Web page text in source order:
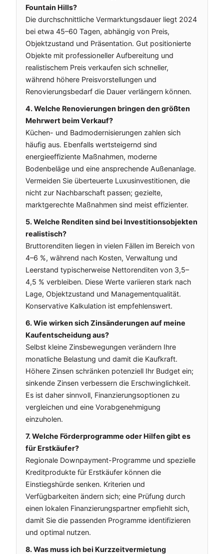
Fountain Hills?
Die durchschnittliche Vermarktungsdauer liegt 2024
bei etwa 45–60 Tagen, abhängig von Preis,
Objektzustand und Präsentation. Gut positionierte
Objekte mit professioneller Aufbereitung und
realistischem Preis verkaufen sich schneller,
während höhere Preisvorstellungen und
Renovierungsbedarf die Dauer verlängern können.
4. Welche Renovierungen bringen den größten
Mehrwert beim Verkauf?
Küchen- und Badmodernisierungen zahlen sich
häufig aus. Ebenfalls wertsteigernd sind
energieeffiziente Maßnahmen, moderne
Bodenbeläge und eine ansprechende Außenanlage.
Vermeiden Sie überteuerte Luxusinvestitionen, die
nicht zur Nachbarschaft passen; gezielte,
marktgerechte Maßnahmen sind meist effizienter.
5. Welche Renditen sind bei Investitionsobjekten
realistisch?
Bruttorenditen liegen in vielen Fällen im Bereich von
4–6 %, während nach Kosten, Verwaltung und
Leerstand typischerweise Nettorenditen von 3,5–
4,5 % verbleiben. Diese Werte variieren stark nach
Lage, Objektzustand und Managementqualität.
Konservative Kalkulation ist empfehlenswert.
6. Wie wirken sich Zinsänderungen auf meine
Kaufentscheidung aus?
Selbst kleine Zinsbewegungen verändern Ihre
monatliche Belastung und damit die Kaufkraft.
Höhere Zinsen schränken potenziell Ihr Budget ein;
sinkende Zinsen verbessern die Erschwinglichkeit.
Es ist daher sinnvoll, Finanzierungsoptionen zu
vergleichen und eine Vorabgenehmigung
einzuholen.
7. Welche Förderprogramme oder Hilfen gibt es
für Erstkäufer?
Regionale Downpayment-Programme und spezielle
Kreditprodukte für Erstkäufer können die
Einstiegshürde senken. Kriterien und
Verfügbarkeiten ändern sich; eine Prüfung durch
einen lokalen Finanzierungspartner empfiehlt sich,
damit Sie die passenden Programme identifizieren
und optimal nutzen.
8. Was muss ich bei Kurzzeitvermietung